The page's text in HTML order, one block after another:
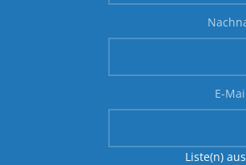
E-
Liste(n)